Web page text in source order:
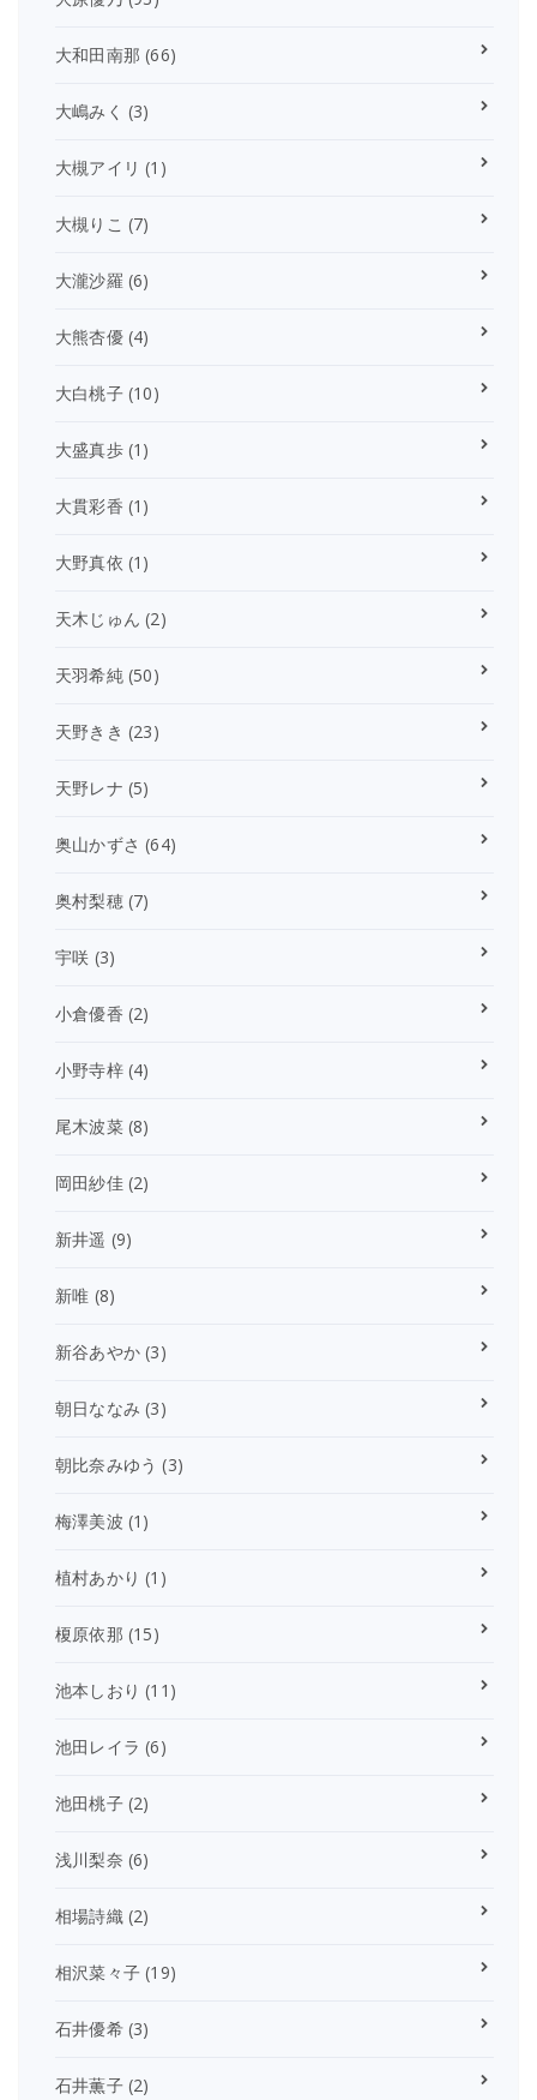
大和田南那 (66)
大嶋みく (3)
大槻アイリ (1)
大槻りこ (7)
大瀧沙羅 (6)
大熊杏優(4)
大白桃子(10)
大盛真歩(1)
大貫彩香 (1)
大野真依 (1)
天木じゅん (2)
天羽希純(50)
天野きき (23)
天野レナ (5)
奥山かずさ (64)
奥村梨穂(7)
宇咲 (3)
小倉優香 (2)
小野寺梓(4)
尾木波菜(8)
岡田紗佳(2)
新井遥 (9)
新唯 (8)
新谷あやか (3)
朝日ななみ (3)
朝比奈みゆう (3)
梅澤美波 (1)
植村あかり (1)
榎原依那 (15)
池本しおり (11)
池田レイラ (6)
池田桃子(2)
浅川梨奈 (6)
相場詩織(2)
相沢菜々子 (19)
石井優希(3)
石井薫子(2)